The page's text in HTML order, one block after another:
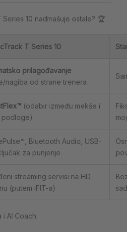
10 nadmašuje ostale? 🏆
T Series 10
prilagođavanje
nagiba od strane trenera
(odabir između mekše i
Bluetooth Audio, USB-
za punjenje
streaming servisi na HD
(putem iFIT-a)
i AI Coach